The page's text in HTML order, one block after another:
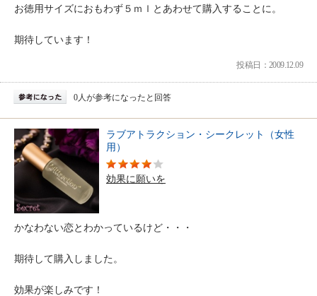
お徳用サイズにおもわず５ｍｌとあわせて購入することに。
期待しています！
投稿日：2009.12.09
0人が参考になったと回答
ラブアトラクション・シークレット（女性
用）
効果に願いを
かなわない恋とわかっているけど・・・
期待して購入しました。
効果が楽しみです！